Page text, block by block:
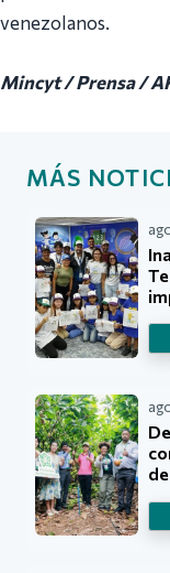
venezolanos.
Mincyt / Prensa /
MÁS